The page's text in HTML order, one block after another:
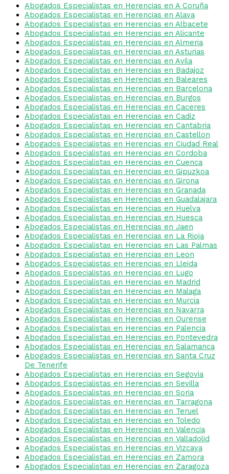
Abogados Especialistas en Herencias en A Coruña
Abogados Especialistas en Herencias en Alava
Abogados Especialistas en Herencias en Albacete
Abogados Especialistas en Herencias en Alicante
Abogados Especialistas en Herencias en Almeria
Abogados Especialistas en Herencias en Asturias
Abogados Especialistas en Herencias en Avila
Abogados Especialistas en Herencias en Badajoz
Abogados Especialistas en Herencias en Baleares
Abogados Especialistas en Herencias en Barcelona
Abogados Especialistas en Herencias en Burgos
Abogados Especialistas en Herencias en Caceres
Abogados Especialistas en Herencias en Cadiz
Abogados Especialistas en Herencias en Cantabria
Abogados Especialistas en Herencias en Castellon
Abogados Especialistas en Herencias en Ciudad Real
Abogados Especialistas en Herencias en Cordoba
Abogados Especialistas en Herencias en Cuenca
Abogados Especialistas en Herencias en Gipuzkoa
Abogados Especialistas en Herencias en Girona
Abogados Especialistas en Herencias en Granada
Abogados Especialistas en Herencias en Guadalajara
Abogados Especialistas en Herencias en Huelva
Abogados Especialistas en Herencias en Huesca
Abogados Especialistas en Herencias en Jaen
Abogados Especialistas en Herencias en La Rioja
Abogados Especialistas en Herencias en Las Palmas
Abogados Especialistas en Herencias en Leon
Abogados Especialistas en Herencias en Lleida
Abogados Especialistas en Herencias en Lugo
Abogados Especialistas en Herencias en Madrid
Abogados Especialistas en Herencias en Malaga
Abogados Especialistas en Herencias en Murcia
Abogados Especialistas en Herencias en Navarra
Abogados Especialistas en Herencias en Ourense
Abogados Especialistas en Herencias en Palencia
Abogados Especialistas en Herencias en Pontevedra
Abogados Especialistas en Herencias en Salamanca
Abogados Especialistas en Herencias en Santa Cruz
De Tenerife
Abogados Especialistas en Herencias en Segovia
Abogados Especialistas en Herencias en Sevilla
Abogados Especialistas en Herencias en Soria
Abogados Especialistas en Herencias en Tarragona
Abogados Especialistas en Herencias en Teruel
Abogados Especialistas en Herencias en Toledo
Abogados Especialistas en Herencias en Valencia
Abogados Especialistas en Herencias en Valladolid
Abogados Especialistas en Herencias en Vizcaya
Abogados Especialistas en Herencias en Zamora
Abogados Especialistas en Herencias en Zaragoza